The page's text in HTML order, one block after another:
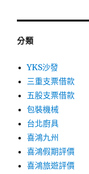
分類
YKS沙發
三重支票借款
五股支票借款
包裝機械
台北廚具
喜鴻九州
喜鴻假期評價
喜鴻旅遊評價